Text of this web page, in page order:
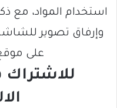
استخدام المواد، مع
وإرفاق تصوير
على
للاشتراك